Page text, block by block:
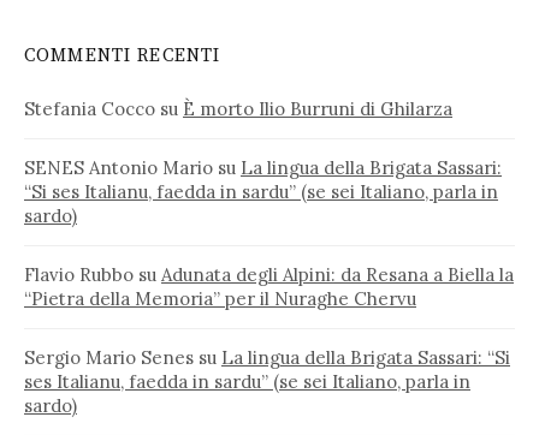
COMMENTI RECENTI
Stefania Cocco su È morto Ilio Burruni di Ghilarza
SENES Antonio Mario su La lingua della Brigata Sassari:
“Si ses Italianu, faedda in sardu” (se sei Italiano, parla in
sardo)
Flavio Rubbo su Adunata degli Alpini: da Resana a Biella la
“Pietra della Memoria” per il Nuraghe Chervu
Sergio Mario Senes su La lingua della Brigata Sassari: “Si
ses Italianu, faedda in sardu” (se sei Italiano, parla in
sardo)